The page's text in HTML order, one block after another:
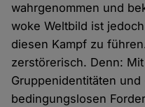
wahrgenommen und
woke Weltbild ist
diesen Kampf zu
zerstörerisch. Denn:
Gruppenidentitäten
bedingungslosen